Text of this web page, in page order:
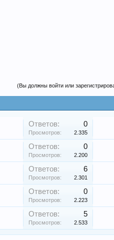
(Вы должны войти или
Ответов: 0
Просмотров: 2.335
Ответов: 0
Просмотров: 2.200
Ответов: 6
Просмотров: 2.301
Ответов: 0
Просмотров: 2.223
Ответов: 5
Просмотров: 2.533